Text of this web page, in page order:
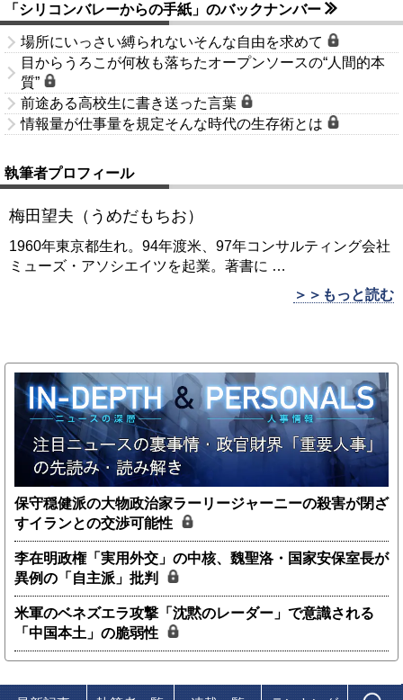
「シリコンバレーからの手紙」のバックナンバー
場所にいっさい縛られないそんな自由を求めて
目からうろこが何枚も落ちたオープンソースの“人間的本
質”
前途ある高校生に書き送った言葉
情報量が仕事量を規定そんな時代の生存術とは
執筆者プロフィール
梅田望夫（うめだもちお）
1960年東京都生れ。94年渡米、97年コンサルティング会社
ミューズ・アソシエイツを起業。著書に …
＞＞もっと読む
保守穏健派の大物政治家ラーリージャーニーの殺害が閉ざ
すイランとの交渉可能性
李在明政権「実用外交」の中核、魏聖洛・国家安保室長が
異例の「自主派」批判
米軍のベネズエラ攻撃「沈黙のレーダー」で意識される
「中国本土」の脆弱性